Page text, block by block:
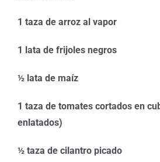
1 taza de arroz al vapor
1 lata de frijoles negros
½ lata de maíz
1 taza de tomates cortados en
enlatados)
½ taza de cilantro picado